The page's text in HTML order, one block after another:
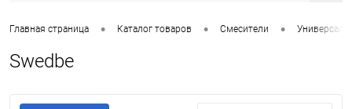
Главная страница • Каталог товаров • Смесители •
Swedbe